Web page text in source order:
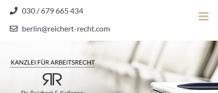
content
030 / 679 665 434
berlin@reichert-recht.com
Dr.
Reichert